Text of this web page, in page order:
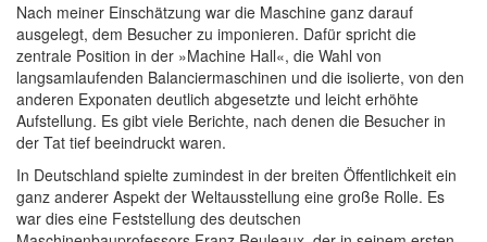
Nach meiner Einschätzung war die Maschine ganz darauf
ausgelegt, dem Besucher zu imponieren. Dafür spricht die
zentrale Position in der »Machine Hall«, die Wahl von
langsamlaufenden Balanciermaschinen und die isolierte, von den
anderen Exponaten deutlich abgesetzte und leicht erhöhte
Aufstellung. Es gibt viele Berichte, nach denen die Besucher in
der Tat tief beeindruckt waren.
In Deutschland spielte zumindest in der breiten Öffentlichkeit ein
ganz anderer Aspekt der Weltausstellung eine große Rolle. Es
war dies eine Feststellung des deutschen